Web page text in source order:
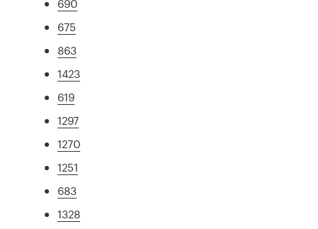
690
675
863
1423
619
1297
1270
1251
683
1328